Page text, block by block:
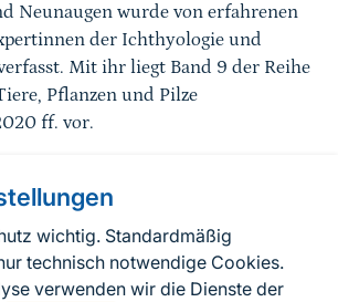
wichtig. Standardmäßig
technisch notwendige Cookies.
verwenden wir die Dienste der
Neunaugen wurde von erfahrenen
der Ichthyologie und
Mit ihr liegt Band 9 der Reihe
Pflanzen und Pilze
ff. vor.
zur Seite
Kontakt zum BfN